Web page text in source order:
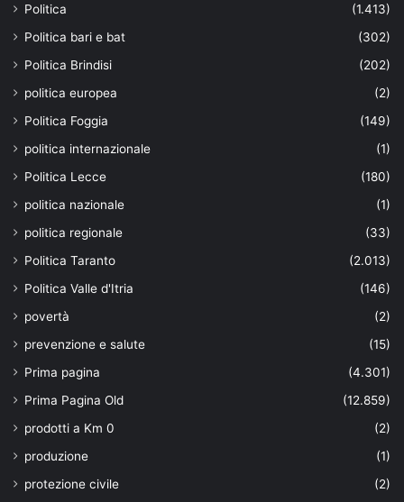
Politica
(1.413)
Politica bari e bat
(302)
Politica Brindisi
(202)
politica europea
(2)
Politica Foggia
(149)
politica internazionale
(1)
Politica Lecce
(180)
politica nazionale
(1)
politica regionale
(33)
Politica Taranto
(2.013)
Politica Valle d'Itria
(146)
povertà
(2)
prevenzione e salute
(15)
Prima pagina
(4.301)
Prima Pagina Old
(12.859)
prodotti a Km 0
(2)
produzione
(1)
protezione civile
(2)